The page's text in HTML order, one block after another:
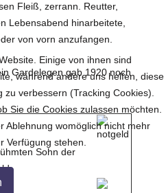
Fleiß, zerrann. Reutter,
Lebensabend hinarbeitete,
von vorn anzufangen.
Gardelegen gab 1920 noch
Sohn der
Einige von ihnen sind
während andere uns helfen, diese
verbessern (Tracking Cookies).
Sie die Cookies zulassen möchten.
Ablehnung womöglich nicht mehr
Verfügung stehen.